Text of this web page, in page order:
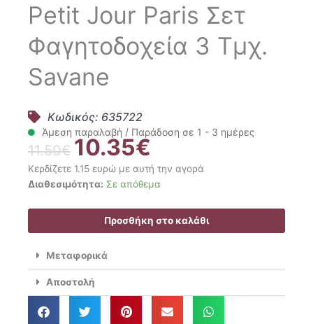
Petit Jour Paris Σετ
Φαγητοδοχεία 3 Τμχ.
Savane
Κωδικός: 635722
Άμεση παραλαβή / Παράδοση σε 1 - 3 ημέρες
11.50€ Original
price
was:
11.50€.
10.35€
τρέχουσα
τιμή
είναι:
10.35€.
Κερδίζετε 1.15 ευρώ με αυτή την αγορά
Διαθεσιμότητα: Σε απόθεμα
Petit
Σετ
ποσότητα
Προσθήκη στο καλάθι
Μεταφορικά
Αποστολή